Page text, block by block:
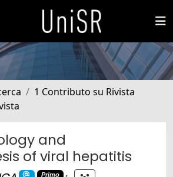
1 Contributo su Rivista
and
of viral hepatitis
Primo